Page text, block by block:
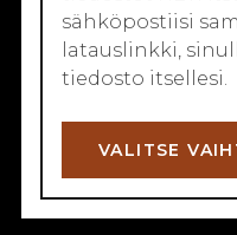
sähköpostiisi
latauslinkki,
tiedosto itsellesi.
VALITSE